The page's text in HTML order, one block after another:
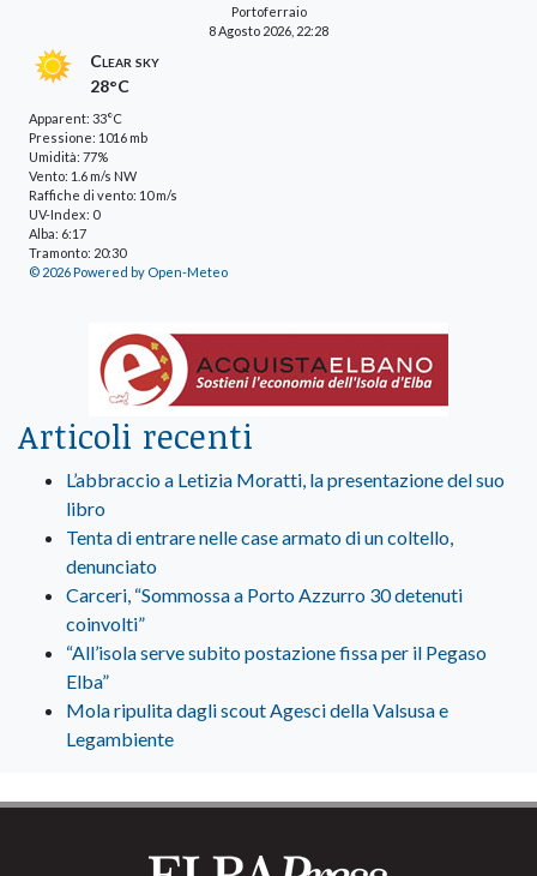
Portoferraio
8 Agosto 2026, 22:28
Clear sky
28°C
Apparent: 33°C
Pressione: 1016 mb
Umidità: 77%
Vento: 1.6 m/s NW
Raffiche di vento: 10 m/s
UV-Index: 0
Alba: 6:17
Tramonto: 20:30
© 2026 Powered by Open-Meteo
Articoli recenti
L’abbraccio a Letizia Moratti, la presentazione del suo
libro
Tenta di entrare nelle case armato di un coltello,
denunciato
Carceri, “Sommossa a Porto Azzurro 30 detenuti
coinvolti”
“All’isola serve subito postazione fissa per il Pegaso
Elba”
Mola ripulita dagli scout Agesci della Valsusa e
Legambiente